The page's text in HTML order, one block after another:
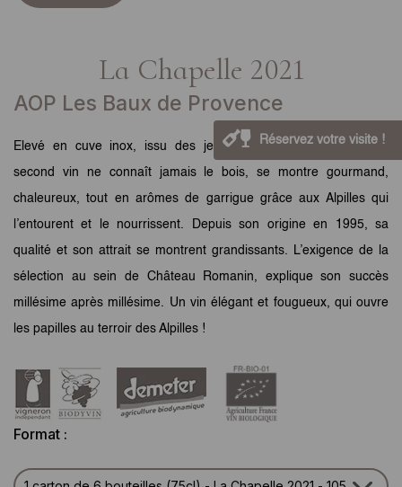
La Chapelle 2021
AOP Les Baux de Provence
Elevé en cuve inox, issu des jeunes vignes du vignoble, ce
second vin ne connaît jamais le bois, se montre gourmand,
chaleureux, tout en arômes de garrigue grâce aux Alpilles qui
l’entourent et le nourrissent. Depuis son origine en 1995, sa
qualité et son attrait se montrent grandissants. L’exigence de la
sélection au sein de Château Romanin, explique son succès
millésime après millésime. Un vin élégant et fougueux, qui ouvre
les papilles au terroir des Alpilles !
Format :
Réservez votre visite !